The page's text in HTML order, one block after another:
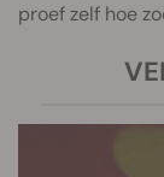
proef zelf hoe